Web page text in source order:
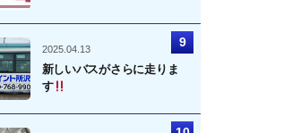
2025.04.13
新しいバスがさらに走りま
す